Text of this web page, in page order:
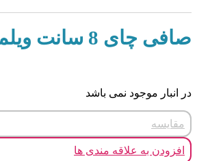
صافی چای 8 سانت ویلمس
در انبار موجود نمی باشد
مقایسه
افزودن به علاقه مندی ها